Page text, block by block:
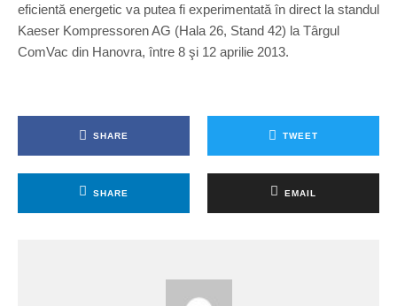
eficientă energetic va putea fi experimentată în direct la standul
Kaeser Kompressoren AG (Hala 26, Stand 42) la Târgul
ComVac din Hanovra, între 8 şi 12 aprilie 2013.
SHARE TWEET
SHARE EMAIL